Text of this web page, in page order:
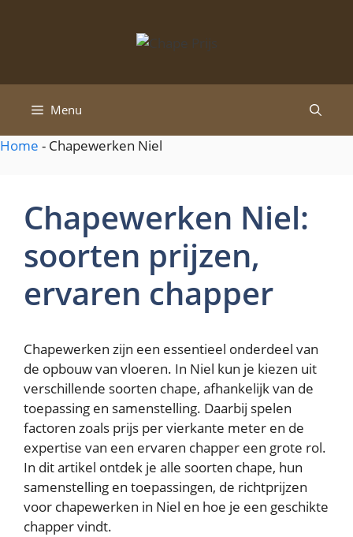
Menu
Home - Chapewerken Niel
Chapewerken Niel:
soorten prijzen,
ervaren chapper
Chapewerken zijn een essentieel onderdeel van
de opbouw van vloeren. In Niel kun je kiezen uit
verschillende soorten chape, afhankelijk van de
toepassing en samenstelling. Daarbij spelen
factoren zoals prijs per vierkante meter en de
expertise van een ervaren chapper een grote rol.
In dit artikel ontdek je alle soorten chape, hun
samenstelling en toepassingen, de richtprijzen
voor chapewerken in Niel en hoe je een geschikte
chapper vindt.